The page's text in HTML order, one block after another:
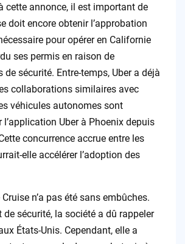
cette annonce, il est important de
doit encore obtenir l’approbation
pour opérer en Californie
ses permis en raison de
de sécurité. Entre-temps, Uber a déjà
collaborations similaires avec
véhicules autonomes sont
Uber à Phoenix depuis
concurrence accrue entre les
elle accélérer l’adoption des
n’a pas été sans embûches.
de sécurité, la société a dû rappeler
États-Unis. Cependant, elle a